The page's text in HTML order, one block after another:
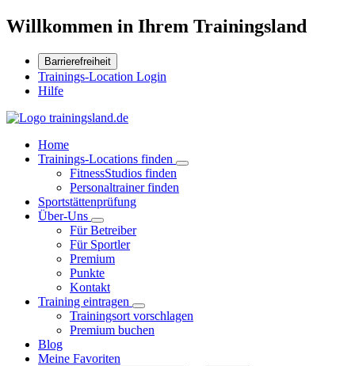
Willkommen in Ihrem Trainingsland
Barrierefreiheit
Trainings-Location Login
Hilfe
Home
Trainings-Locations finden
FitnessStudios finden
Personaltrainer finden
Sportstättenprüfung
Über-Uns
Für Betreiber
Für Sportler
Premium
Punkte
Kontakt
Training eintragen
Trainingsort vorschlagen
Premium buchen
Blog
Meine Favoriten